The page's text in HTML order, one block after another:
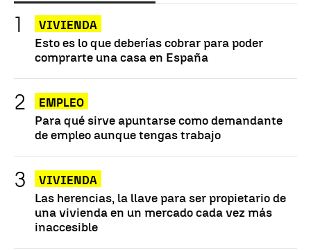
VIVIENDA
Esto es lo que deberías cobrar para poder
comprarte una casa en España
EMPLEO
Para qué sirve apuntarse como demandante
de empleo aunque tengas trabajo
VIVIENDA
Las herencias, la llave para ser propietario de
una vivienda en un mercado cada vez más
inaccesible